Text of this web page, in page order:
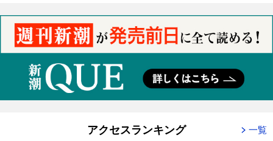
アクセスランキング 一覧